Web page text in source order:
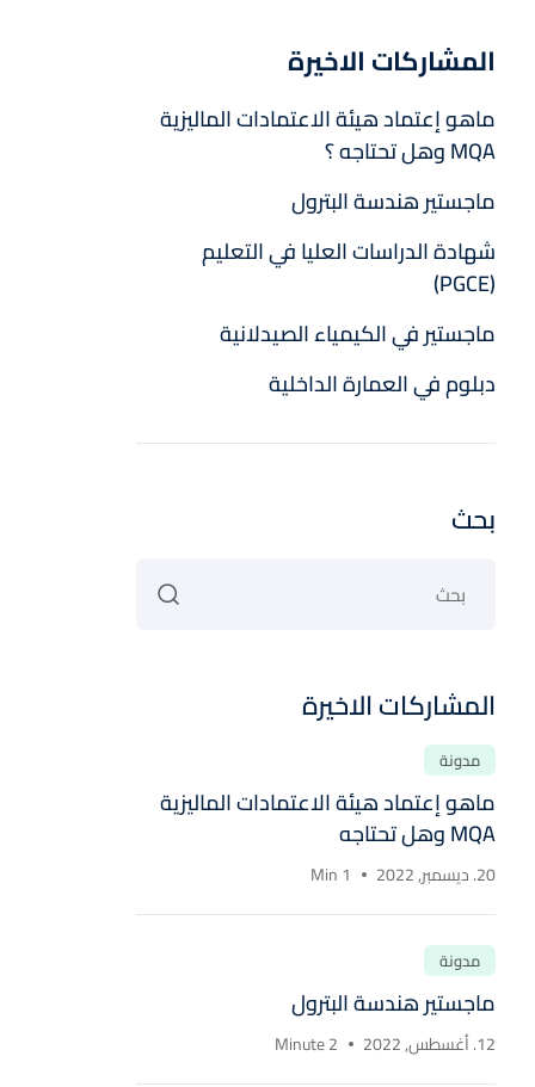
المشاركات الاخيرة
ماهو إعتماد هيئة الاعتمادات الماليزية
MQA وهل تحتاجه ؟
ماجستير هندسة البترول
شهادة الدراسات العليا في التعليم
(PGCE)
ماجستير في الكيمياء الصيدلانية
دبلوم في العمارة الداخلية
بحث
المشاركات الاخيرة
مدونة
ماهو إعتماد هيئة الاعتمادات الماليزية
MQA وهل تحتاجه
20. ديسمبر, 2022 1 Min
مدونة
ماجستير هندسة البترول
12. أغسطس, 2022 2 Minute